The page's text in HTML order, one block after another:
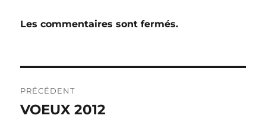
Les commentaires sont fermés.
de
PRÉCÉDENT
Publication
VOEUX 2012